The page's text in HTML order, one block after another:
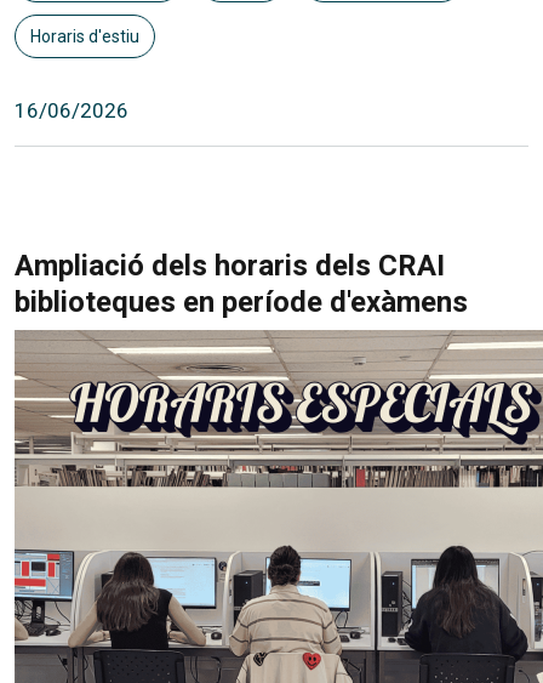
Horaris d'estiu
16/06/2026
Ampliació dels horaris dels CRAI
biblioteques en període d'exàmens